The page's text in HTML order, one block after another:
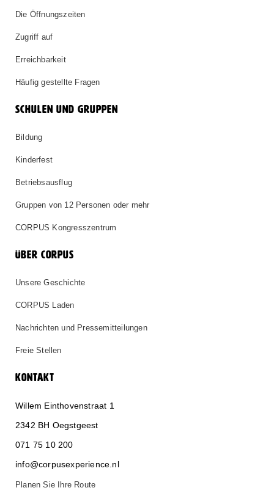
Die Öffnungszeiten
Zugriff auf
Erreichbarkeit
Häufig gestellte Fragen
SCHULEN UND GRUPPEN
Bildung
Kinderfest
Betriebsausflug
Gruppen von 12 Personen oder mehr
CORPUS Kongresszentrum
ÜBER CORPUS
Unsere Geschichte
CORPUS Laden
Nachrichten und Pressemitteilungen
Freie Stellen
KONTAKT
Willem Einthovenstraat 1
2342 BH Oegstgeest
071 75 10 200
info@corpusexperience.nl
Planen Sie Ihre Route